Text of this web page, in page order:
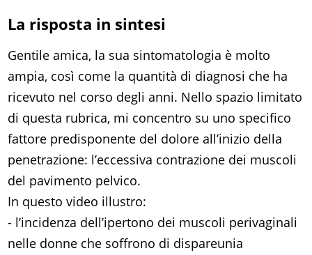
La risposta in sintesi
Gentile amica, la sua sintomatologia è molto
ampia, così come la quantità di diagnosi che ha
ricevuto nel corso degli anni. Nello spazio limitato
di questa rubrica, mi concentro su uno specifico
fattore predisponente del dolore all’inizio della
penetrazione: l’eccessiva contrazione dei muscoli
del pavimento pelvico.
In questo video illustro:
- l’incidenza dell’ipertono dei muscoli perivaginali
nelle donne che soffrono di dispareunia